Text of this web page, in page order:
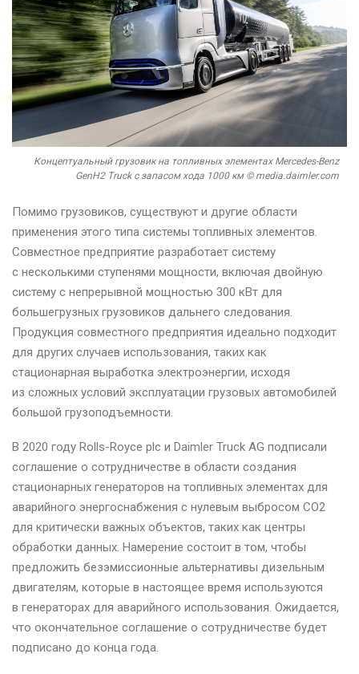
Концептуальный грузовик на топливных элементах Mercedes-Benz
GenH2 Truck с запасом хода 1000 км © media.daimler.com
Помимо грузовиков, существуют и другие области
применения этого типа системы топливных элементов.
Совместное предприятие разработает систему
с несколькими ступенями мощности, включая двойную
систему с непрерывной мощностью 300 кВт для
большегрузных грузовиков дальнего следования.
Продукция совместного предприятия идеально подходит
для других случаев использования, таких как
стационарная выработка электроэнергии, исходя
из сложных условий эксплуатации грузовых автомобилей
большой грузоподъемности.
В 2020 году Rolls-Royce plc и Daimler Truck AG подписали
соглашение о сотрудничестве в области создания
стационарных генераторов на топливных элементах для
аварийного энергоснабжения с нулевым выбросом CO2
для критически важных объектов, таких как центры
обработки данных. Намерение состоит в том, чтобы
предложить безэмиссионные альтернативы дизельным
двигателям, которые в настоящее время используются
в генераторах для аварийного использования. Ожидается,
что окончательное соглашение о сотрудничестве будет
подписано до конца года.